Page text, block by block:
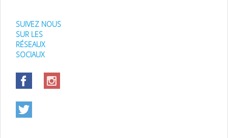
SUIVEZ NOUS
SUR LES
RÉSEAUX
SOCIAUX